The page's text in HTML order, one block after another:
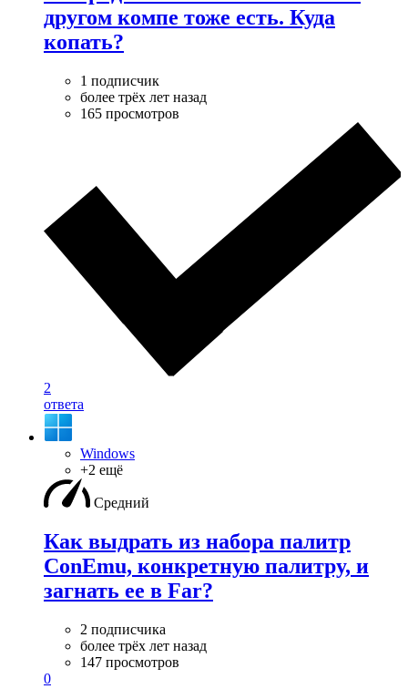
другом компе тоже есть. Куда
копать?
1 подписчик
более трёх лет назад
165 просмотров
2
ответа
Windows
+2 ещё
Средний
Как выдрать из набора палитр
ConEmu, конкретную палитру, и
загнать ее в Far?
2 подписчика
более трёх лет назад
147 просмотров
0